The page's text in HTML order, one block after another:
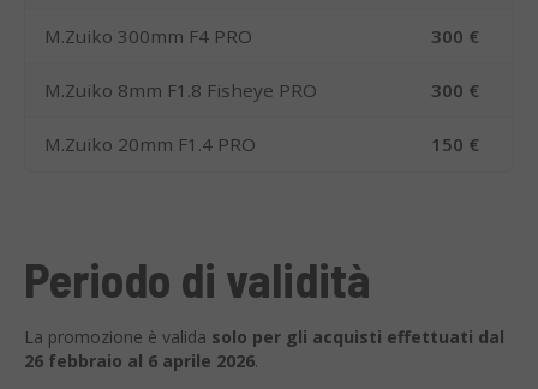
M.Zuiko 300mm F4 PRO 300 €
M.Zuiko 8mm F1.8 Fisheye PRO 300 €
M.Zuiko 20mm F1.4 PRO 150 €
Periodo di validità
La promozione è valida solo per gli acquisti effettuati dal
26 febbraio al 6 aprile 2026.